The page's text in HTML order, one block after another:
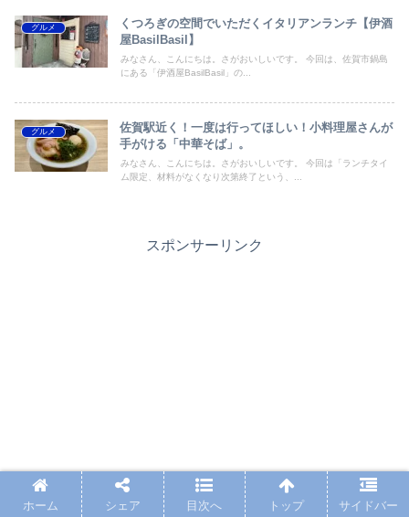
グルメ
くつろぎの空間でいただくイタリアンランチ【伊酒
屋BasilBasil】
みなさん、こんにちは。さがおいしいです。 今回は、佐賀市鍋島
にある「伊酒屋BasilBasil」の...
グルメ
佐賀駅近く！一度は行ってほしい！小料理屋さんが
手がける「中華そば」。
みなさん、こんにちは。さがおいしいです。 今回は「ランチタイ
ム限定、材料がなくなり次第終了という、...
スポンサーリンク
ホーム シェア 目次へ トップ サイドバー